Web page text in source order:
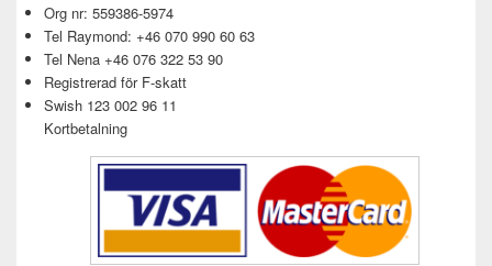
Org nr: 559386-5974
Tel Raymond: +46 070 990 60 63
Tel Nena +46 076 322 53 90
Registrerad för F-skatt
Swish 123 002 96 11
Kortbetalning